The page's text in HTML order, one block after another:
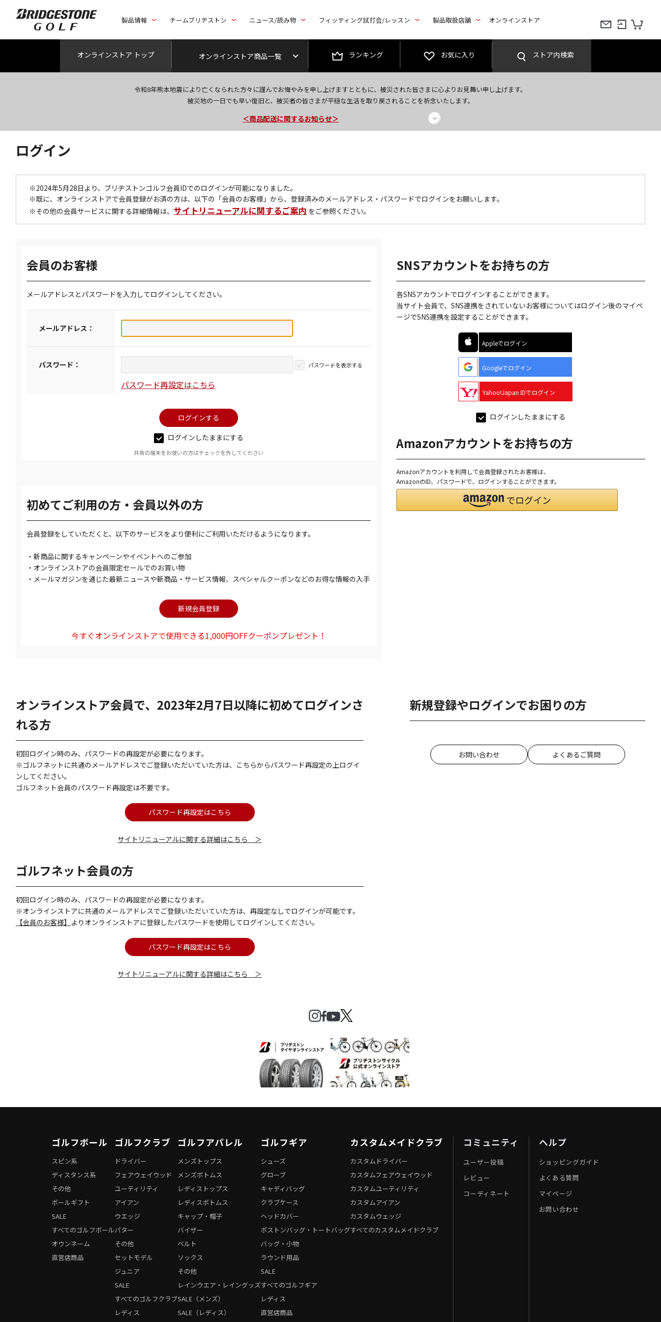
製品情報 チームブリヂストン ニュース/読み物 フィッティング試打会/レッスン 製品取扱店舗 オンラインストア
オンラインストア トップ オンラインストア商品一覧 ランキング お気に入り ストア内検索
令和8年熊本地震により亡くなられた方々に謹んでお悔やみを申し上げますとともに、被災された皆さまに心よりお見舞い申し上げます。
被災地の一日でも早い復旧と、被災者の皆さまが平穏な生活を取り戻されることを祈念いたします。
＜商品配送に関するお知らせ＞
ログイン
※2024年5月28日より、ブリヂストンゴルフ会員IDでのログインが可能になりました。
※既に、オンラインストアで会員登録がお済の方は、以下の「会員のお客様」から、登録済みのメールアドレス・パスワードでログインをお願いします。
※その他の会員サービスに関する詳細情報は、 サイトリニューアルに関するご案内 をご参照ください。
会員のお客様
メールアドレスとパスワードを入力してログインしてください。
メールアドレス：
パスワード： パスワードを表示する
パスワード再設定はこちら
ログインしたままにする
共有の端末をお使いの方はチェックを外してください
初めてご利用の方・会員以外の方
会員登録をしていただくと、以下のサービスをより便利にご利用いただけるようになります。
・新商品に関するキャンペーンやイベントへのご参加
・オンラインストアの会員限定セールでのお買い物
・メールマガジンを通じた最新ニュースや新商品・サービス情報、スペシャルクーポンなどのお得な情報の入手
今すぐオンラインストアで使用できる1,000円OFFクーポンプレゼント！
SNSアカウントをお持ちの方
各SNSアカウントでログインすることができます。
当サイト会員で、SNS連携をされていないお客様についてはログイン後のマイペ
ージでSNS連携を設定することができます。
Appleでログイン
Googleでログイン
Yahoo!Japan IDでログイン
ログインしたままにする
Amazonアカウントをお持ちの方
Amazonアカウントを利用して会員登録されたお客様は、
AmazonのID、パスワードで、ログインすることができます。
オンラインストア会員で、2023年2月7日以降に初めてログインさ
れる方
初回ログイン時のみ、パスワードの再設定が必要になります。
※ゴルフネットに共通のメールアドレスでご登録いただいていた方は、こちらからパスワード再設定の上ログイ
ンしてください。
ゴルフネット会員のパスワード再設定は不要です。
パスワード再設定はこちら
サイトリニューアルに関する詳細はこちら ＞
ゴルフネット会員の方
初回ログイン時のみ、パスワードの再設定が必要になります。
※オンラインストアに共通のメールアドレスでご登録いただいていた方は、再設定なしでログインが可能です。
【会員のお客様】 よりオンラインストアに登録したパスワードを使用してログインしてください。
パスワード再設定はこちら
サイトリニューアルに関する詳細はこちら ＞
新規登録やログインでお困りの方
お問い合わせ よくあるご質問
ゴルフボール
オウンネーム
直営店商品
スピン系
ディスタンス系
その他
ボールギフト
SALE
すべてのゴルフボール
ゴルフクラブ
レディス
ドライバー
フェアウェイウッド
ユーティリティ
アイアン
ウエッジ
パター
その他
セットモデル
ジュニア
SALE
すべてのゴルフクラブ
ゴルフアパレル
メンズトップス
メンズボトムス
レディストップス
レディスボトムス
キャップ・帽子
バイザー
ベルト
ソックス
その他
レインウエア・レイングッズ
SALE（メンズ）
SALE（レディス）
ゴルフギア
レディス
直営店商品
シューズ
グローブ
キャディバッグ
クラブケース
ヘッドカバー
ボストンバッグ・トートバッグ
バッグ・小物
ラウンド用品
SALE
すべてのゴルフギア
カスタムメイドクラブ
カスタムドライバー
カスタムフェアウェイウッド
カスタムユーティリティ
カスタムアイアン
カスタムウェッジ
すべてのカスタムメイドクラブ
コミュニティ
ユーザー投稿
レビュー
コーディネート
ヘルプ
ショッピングガイド
よくある質問
マイページ
お問い合わせ